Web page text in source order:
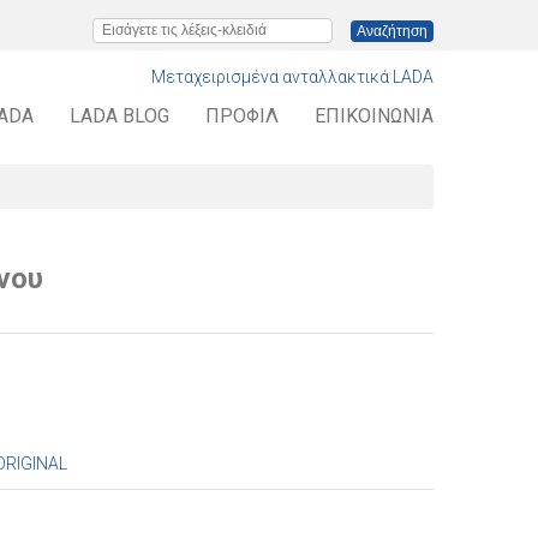
Εισάγετε τις λέξεις-κλειδιά
Μεταχειρισμένα ανταλλακτικά LADA
LADA BLOG ΠΡΟΦΊΛ ΕΠΙΚΟΙΝΩΝΊΑ